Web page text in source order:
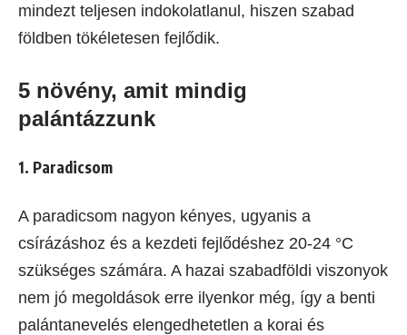
mindezt teljesen indokolatlanul, hiszen szabad
földben tökéletesen fejlődik.
5 növény, amit mindig
palántázzunk
1. Paradicsom
A paradicsom nagyon kényes, ugyanis a
csírázáshoz és a kezdeti fejlődéshez 20-24 °C
szükséges számára. A hazai szabadföldi viszonyok
nem jó megoldások erre ilyenkor még, így a benti
palántanevelés elengedhetetlen a korai és